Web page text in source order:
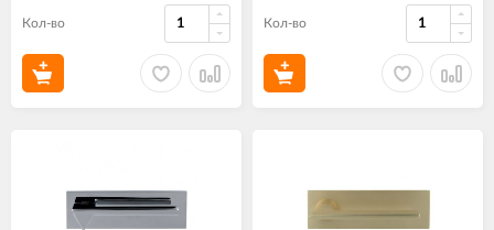
Кол-во Кол-во